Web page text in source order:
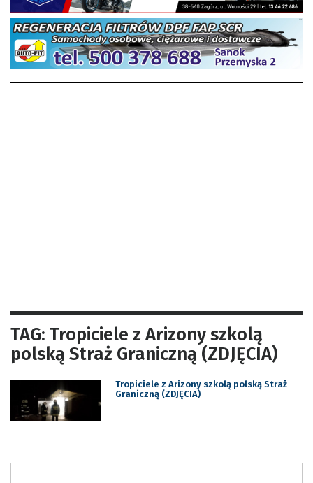
TAG: Tropiciele z Arizony szkolą
polską Straż Graniczną (ZDJĘCIA)
Tropiciele z Arizony szkolą polską Straż
Graniczną (ZDJĘCIA)